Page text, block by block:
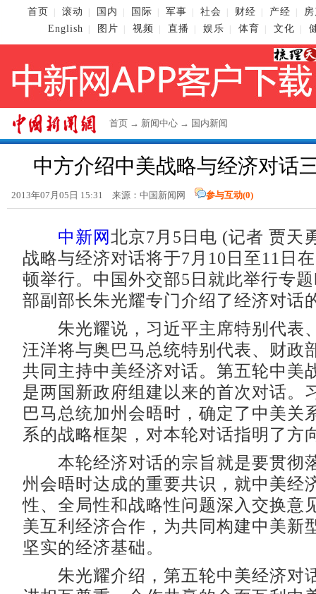
首页 滚动 国内 国际 军事 社会 财经 产经
English
图片 视频 直播 娱乐 体育 文化
首页 → 新闻中心 → 国内新闻
中方介绍中美战略与经济对话
2013年07月05日 15:31 来源： 中国新闻网 参与互动(0)
中新网 北京7月5日电 (记者 贾天
战略与经济对话将于7月10日至11日
顿举行。中国外交部5日就此举行专
部副部长朱光耀专门介绍了经济对话
朱光耀说，习近平主席特别代表
汪洋将与奥巴马总统特别代表、财政
共同主持中美经济对话。第五轮中美
是两国新政府组建以来的首次对话。
巴马总统加州会晤时，确定了中美关
系的战略框架，对本轮对话指明了方
本轮经济对话的宗旨就是要贯彻
州会晤时达成的重要共识，就中美经
性、全局性和战略性问题深入交换意
美互利经济合作，为共同构建中美新
坚实的经济基础。
朱光耀介绍，第五轮中美经济对